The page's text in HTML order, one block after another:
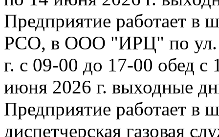
Предприятие работает в
РСО, в ООО "ИРЦ" по ул.
г. с 09-00 до 17-00 обед
июня 2026 г. выходные
Предприятие работает в
диспетчерская газовая